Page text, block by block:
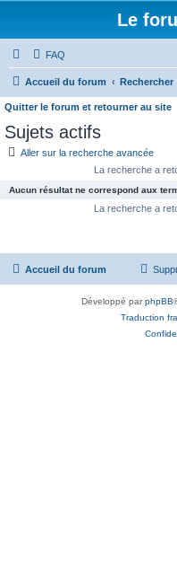
Le
FAQ
Accueil du forum Rechercher
Quitter le forum et retourner au site
Sujets actifs
Aller sur la recherche avancée
La recherche a
Aucun résultat ne correspond aux
La recherche a
Accueil du forum
Développé parphpBB
Traduction